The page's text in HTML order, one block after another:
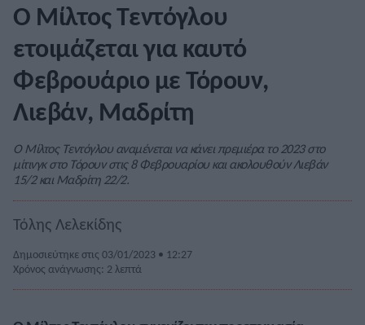
Ο Μίλτος Τεντόγλου
ετοιμάζεται για καυτό
Φεβρουάριο με Τόρουν,
Λιεβάν, Μαδρίτη
Ο Μίλτος Τεντόγλου αναμένεται να κάνει πρεμιέρα το 2023 στο
μίτινγκ στο Τόρουν στις 8 Φεβρουαρίου και ακολουθούν Λιεβάν
15/2 και Μαδρίτη 22/2.
Τόλης Λελεκίδης
Δημοσιεύτηκε στις 03/01/2023 • 12:27
Χρόνος ανάγνωσης: 2 λεπτά